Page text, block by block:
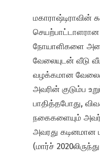
மகாராஷ்டிராவின்
நோயாளிகளை
வேலையுடன் வீடு
வழக்கமான
அவரின் குடும்ப
பாதித்தபோது,
நகைகளையும்
அவரது கடினமான
(மார்ச்